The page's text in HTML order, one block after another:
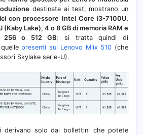
destinate ai test, mostrano un
con processore Intel Core i3-7100U,
Lake), 4 o 8 GB di memoria RAM e
256 o 512 GB; si tratta quindi di
presenti sul Lenovo Miix 510 (che
Skylake serie-U).
derivano solo dai bollettini che potete